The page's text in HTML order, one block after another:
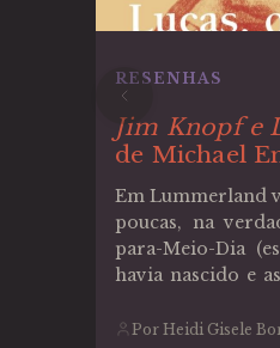
RESENHAS
Jim Knopf e
de Michael
Em Lummerland
poucas, na
para-Meio-Dia
havia nascido e
dia), os súditos
Por Heidi Gisele